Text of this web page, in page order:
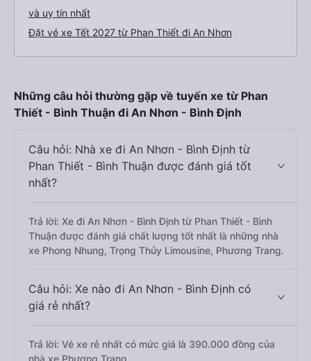
và uy tín nhất
Đặt vé xe Tết 2027 từ Phan Thiết đi An Nhơn
Những câu hỏi thường gặp về tuyến xe từ Phan
Thiết - Bình Thuận đi An Nhơn - Bình Định
Câu hỏi: Nhà xe đi An Nhơn - Bình Định từ
Phan Thiết - Bình Thuận được đánh giá tốt
nhất?
Trả lời: Xe đi An Nhơn - Bình Định từ Phan Thiết - Bình
Thuận được đánh giá chất lượng tốt nhất là những nhà
xe Phong Nhung, Trọng Thủy Limousine, Phương Trang.
Câu hỏi: Xe nào đi An Nhơn - Bình Định có
giá rẻ nhất?
Trả lời: Vé xe rẻ nhất có mức giá là 390.000 đồng của
nhà xe Phương Trang.